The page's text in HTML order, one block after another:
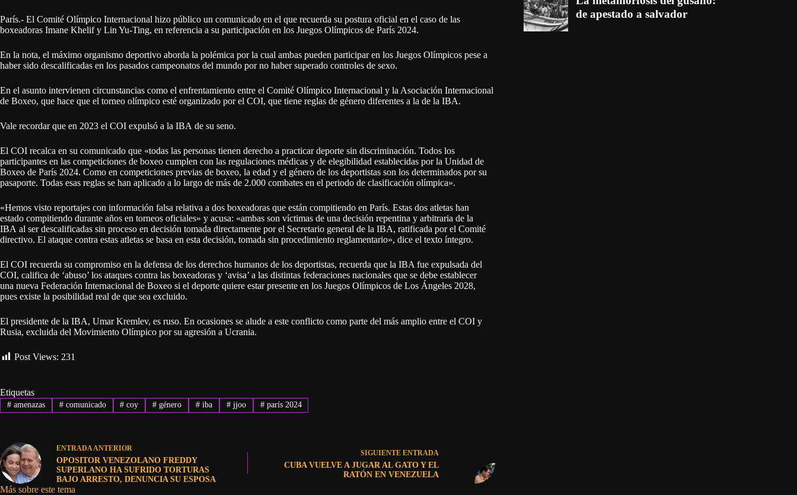
París.- El Comité Olímpico Internacional hizo público un comunicado en el que recuerda su postura oficial en el caso de las
boxeadoras Imane Khelif y Lin Yu-Ting, en referencia a su participación en los Juegos Olímpicos de París 2024.
En la nota, el máximo organismo deportivo aborda la polémica por la cual ambas pueden participar en los Juegos Olímpicos pese a
haber sido descalificadas en los pasados campeonatos del mundo por no haber superado controles de sexo.
En el asunto intervienen circunstancias como el enfrentamiento entre el Comité Olímpico Internacional y la Asociación Internacional
de Boxeo, que hace que el torneo olímpico esté organizado por el COI, que tiene reglas de género diferentes a la de la IBA.
Vale recordar que en 2023 el COI expulsó a la IBA de su seno.
El COI recalca en su comunicado que «todas las personas tienen derecho a practicar deporte sin discriminación. Todos los
participantes en las competiciones de boxeo cumplen con las regulaciones médicas y de elegibilidad establecidas por la Unidad de
Boxeo de París 2024. Como en competiciones previas de boxeo, la edad y el género de los deportistas son los determinados por su
pasaporte. Todas esas reglas se han aplicado a lo largo de más de 2.000 combates en el periodo de clasificación olímpica».
«Hemos visto reportajes con información falsa relativa a dos boxeadoras que están compitiendo en París. Estas dos atletas han
estado compitiendo durante años en torneos oficiales» y acusa: «ambas son víctimas de una decisión repentina y arbitraria de la
IBA al ser descalificadas sin proceso en decisión tomada directamente por el Secretario general de la IBA, ratificada por el Comité
directivo. El ataque contra estas atletas se basa en esta decisión, tomada sin procedimiento reglamentario», dice el texto íntegro.
El COI recuerda su compromiso en la defensa de los derechos humanos de los deportistas, recuerda que la IBA fue expulsada del
COI, califica de ‘abuso’ los ataques contra las boxeadoras y ‘avisa’ a las distintas federaciones nacionales que se debe establecer
una nueva Federación Internacional de Boxeo si el deporte quiere estar presente en los Juegos Olímpicos de Los Ángeles 2028,
pues existe la posibilidad real de que sea excluido.
El presidente de la IBA, Umar Kremlev, es ruso. En ocasiones se alude a este conflicto como parte del más amplio entre el COI y
Rusia, excluida del Movimiento Olímpico por su agresión a Ucrania.
Post Views: 231
Etiquetas
#amenazas #comunicado # coy # género # iba #jjoo #parís 2024
ENTRADA ANTERIOR
OPOSITOR VENEZOLANO FREDDY
SUPERLANO HA SUFRIDO TORTURAS
BAJO ARRESTO, DENUNCIA SU ESPOSA
SIGUIENTE ENTRADA
CUBA VUELVE A JUGAR AL GATO Y EL
RATÓN EN VENEZUELA
Más sobre este tema